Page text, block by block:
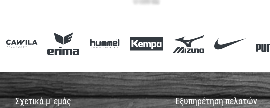
Σχετικά μ' εμάς Εξυπηρέτηση πελατών